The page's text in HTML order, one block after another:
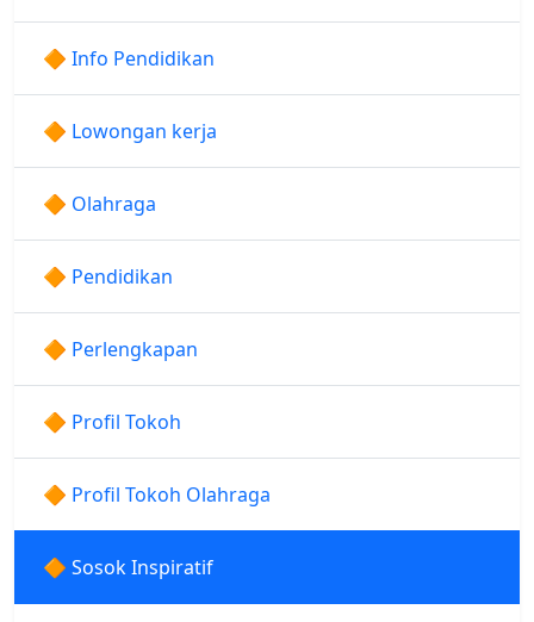
🔶 Info Pendidikan
🔶 Lowongan kerja
🔶 Olahraga
🔶 Pendidikan
🔶 Perlengkapan
🔶 Profil Tokoh
🔶 Profil Tokoh Olahraga
🔶 Sosok Inspiratif